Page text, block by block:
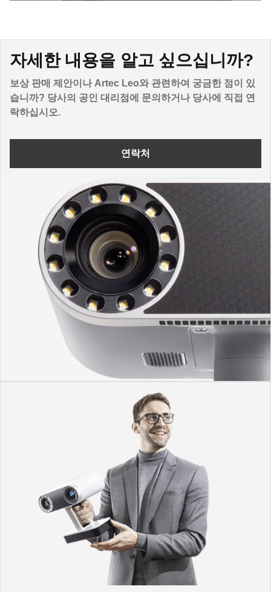
자세한 내용을 알고 싶으십니까?
보상 판매 제안이나 Artec Leo와 관련하여 궁금한 점이 있
습니까? 당사의 공인 대리점에 문의하거나 당사에 직접 연
락하십시오.
연락처